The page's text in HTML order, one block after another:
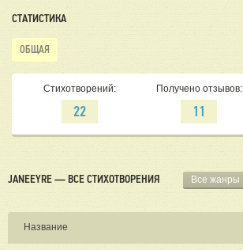
СТАТИСТИКА
ОБЩАЯ
Стихотворений:
22
Получено отзывов:
11
JANEEYRE — ВСЕ СТИХОТВОРЕНИЯ Все жанры
Название